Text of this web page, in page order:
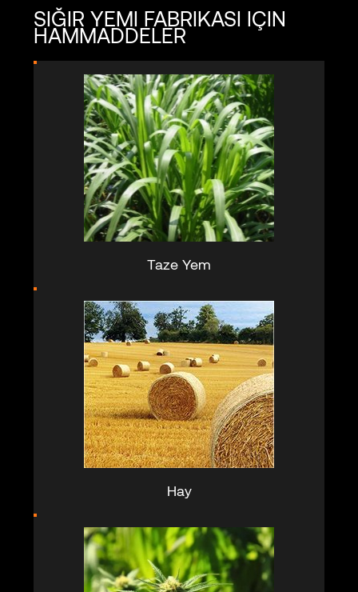
SIĞIR YEMI FABRIKASI IÇIN
HAMMADDELER
Taze Yem
Hay